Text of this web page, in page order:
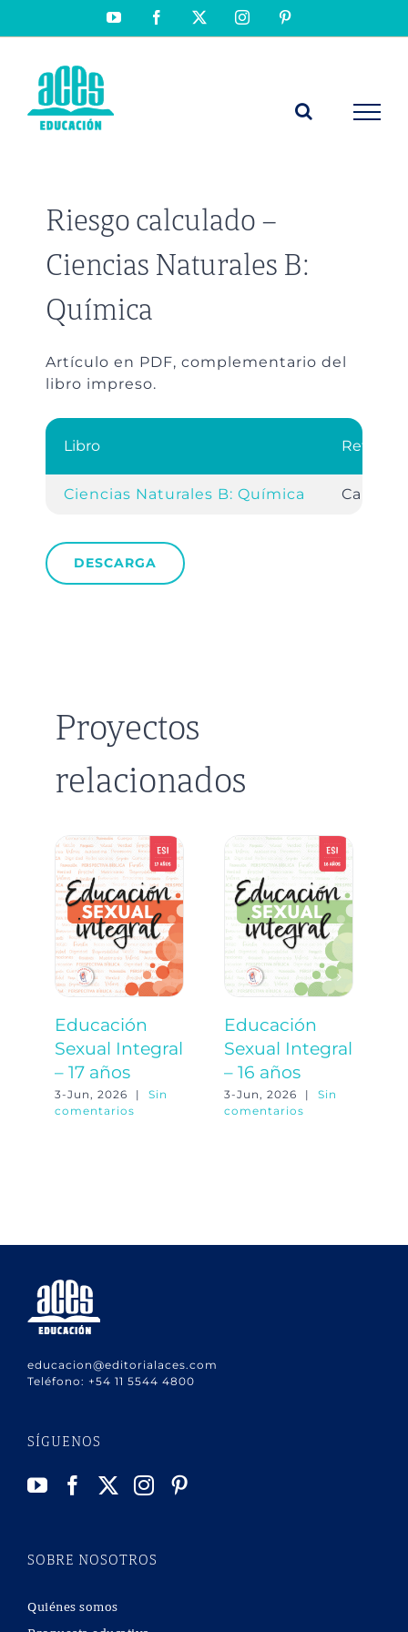
YouTubeFacebook Instagram
Riesgo calculado –
Ciencias Naturales B:
Química
Artículo en PDF, complementario del
libro impreso.
Libro
Ciencias Naturales B: Química Cap. 3,
DESCARGA
Proyectos
relacionados
Educación
Sexual Integral
– 17 años
3-Jun, 2026 |
Sin
comentarios
Educación
Sexual Integral
– 16 años
3-Jun, 2026 |
Sin
comentarios
educacion@editorialaces.com
Teléfono: +54 11 5544 4800
SÍGUENOS
SOBRE NOSOTROS
Quiénes somos